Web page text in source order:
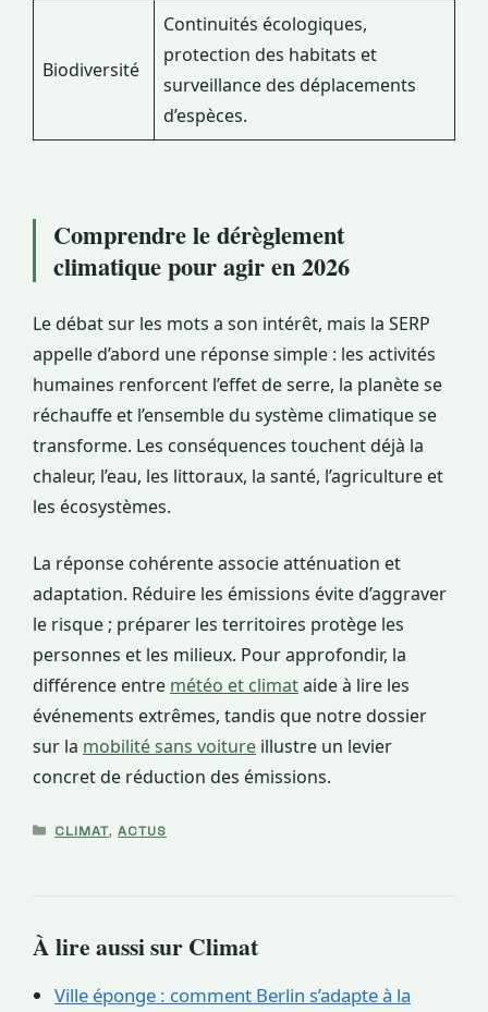
Biodiversité
Continuités écologiques,
protection des habitats et
surveillance des déplacements
d’espèces.
Comprendre le dérèglement
climatique pour agir en 2026
Le débat sur les mots a son intérêt, mais la SERP
appelle d’abord une réponse simple : les activités
humaines renforcent l’effet de serre, la planète se
réchauffe et l’ensemble du système climatique se
transforme. Les conséquences touchent déjà la
chaleur, l’eau, les littoraux, la santé, l’agriculture et
les écosystèmes.
La réponse cohérente associe atténuation et
adaptation. Réduire les émissions évite d’aggraver
le risque ; préparer les territoires protège les
personnes et les milieux. Pour approfondir, la
différence entre météo et climataide à lire les
événements extrêmes, tandis que notre dossier
sur la mobilité sans voiture illustre un levier
concret de réduction des émissions.
CATÉGORIES
CLIMAT, ACTUS
À lire aussi sur Climat
Ville éponge : comment Berlin s’adapte à la